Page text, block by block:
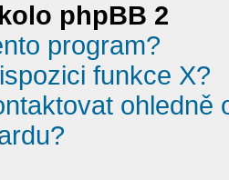
phpBB 2
program?
funkce X?